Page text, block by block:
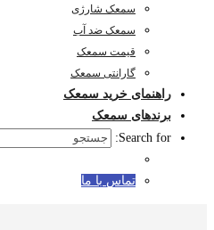
سمعک شارژی
سمعک ضد آب
قیمت سمعک
گارانتی سمعک
راهنمای خرید سمعک
برندهای سمعک
Search for:
تماس با ما